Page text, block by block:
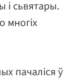
і сьвятары.
многіх
пачаліся ў